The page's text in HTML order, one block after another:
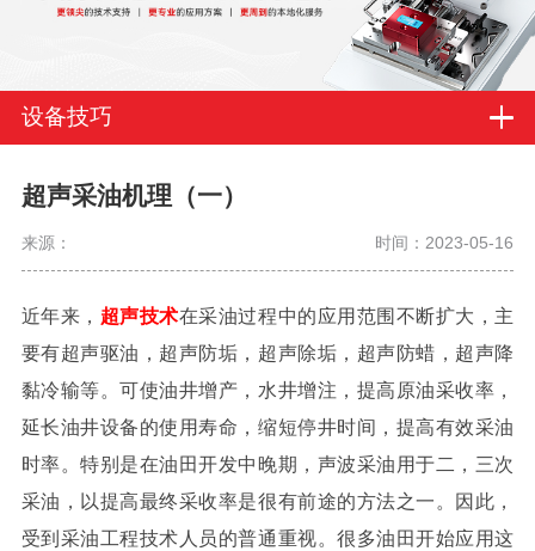
设备技巧
超声采油机理（一）
来源： 时间：2023-05-16
近年来， 超声技术在采油过程中的应用范围不断扩大，主
要有超声驱油，超声防垢，超声除垢，超声防蜡，超声降
黏冷输等。可使油井增产，水井增注，提高原油采收率，
延长油井设备的使用寿命，缩短停井时间，提高有效采油
时率。特别是在油田开发中晚期，声波采油用于二，三次
采油，以提高最终采收率是很有前途的方法之一。因此，
受到采油工程技术人员的普通重视。很多油田开始应用这